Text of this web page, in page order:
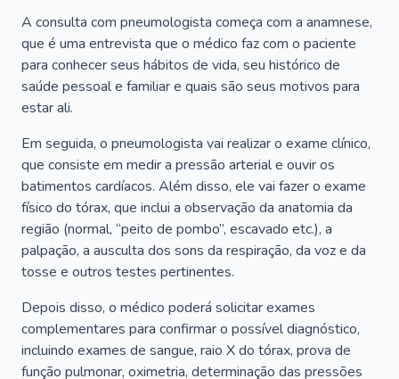
A consulta com pneumologista começa com a anamnese,
que é uma entrevista que o médico faz com o paciente
para conhecer seus hábitos de vida, seu histórico de
saúde pessoal e familiar e quais são seus motivos para
estar ali.
Em seguida, o pneumologista vai realizar o exame clínico,
que consiste em medir a pressão arterial e ouvir os
batimentos cardíacos. Além disso, ele vai fazer o exame
físico do tórax, que inclui a observação da anatomia da
região (normal, “peito de pombo”, escavado etc.), a
palpação, a ausculta dos sons da respiração, da voz e da
tosse e outros testes pertinentes.
Depois disso, o médico poderá solicitar exames
complementares para confirmar o possível diagnóstico,
incluindo exames de sangue, raio X do tórax, prova de
função pulmonar, oximetria, determinação das pressões